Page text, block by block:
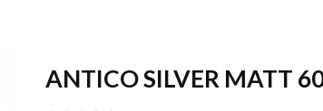
ANTICO SILVER MATT